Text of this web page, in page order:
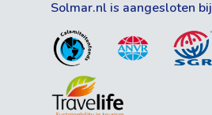
Solmar.nl is aangesloten bij